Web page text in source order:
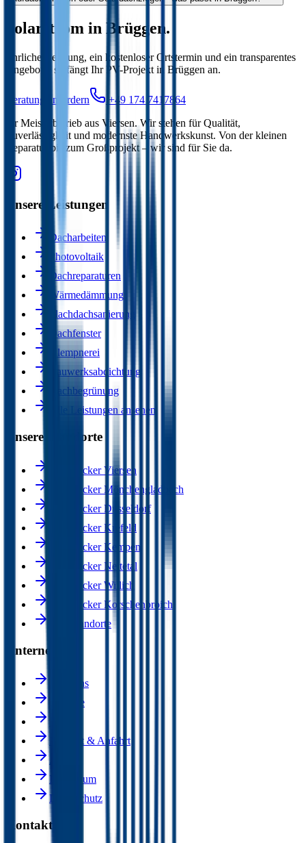
Solarstrom in Brüggen.
Ehrliche Beratung, ein kostenloser Ortstermin und ein transparentes
Angebot – so fängt Ihr PV-Projekt in Brüggen an.
Beratung anfordern
+49 174 7417864
Ihr Meisterbetrieb aus Viersen. Wir stehen für Qualität,
Zuverlässigkeit und modernste Handwerkskunst. Von der kleinen
Reparatur bis zum Großprojekt – wir sind für Sie da.
Unsere Leistungen
Dacharbeiten
Photovoltaik
Dachreparaturen
Wärmedämmung
Flachdachsanierung
Dachfenster
Klempnerei
Bauwerksabdichtung
Dachbegrünung
Alle Leistungen ansehen
Unsere Standorte
Dachdecker Viersen
Dachdecker Mönchengladbach
Dachdecker Düsseldorf
Dachdecker Krefeld
Dachdecker Kempen
Dachdecker Nettetal
Dachdecker Willich
Dachdecker Korschenbroich
Alle Standorte
Unternehmen
Über uns
Karriere
Kontakt & Anfahrt
Impressum
Datenschutz
Kontakt